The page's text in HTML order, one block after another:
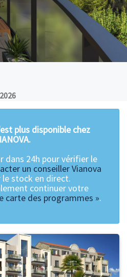
plus disponible chez
dans 24h pour vérifier le
un conseiller Vianova
stock en direct.
continuer votre
carte des programmes ».